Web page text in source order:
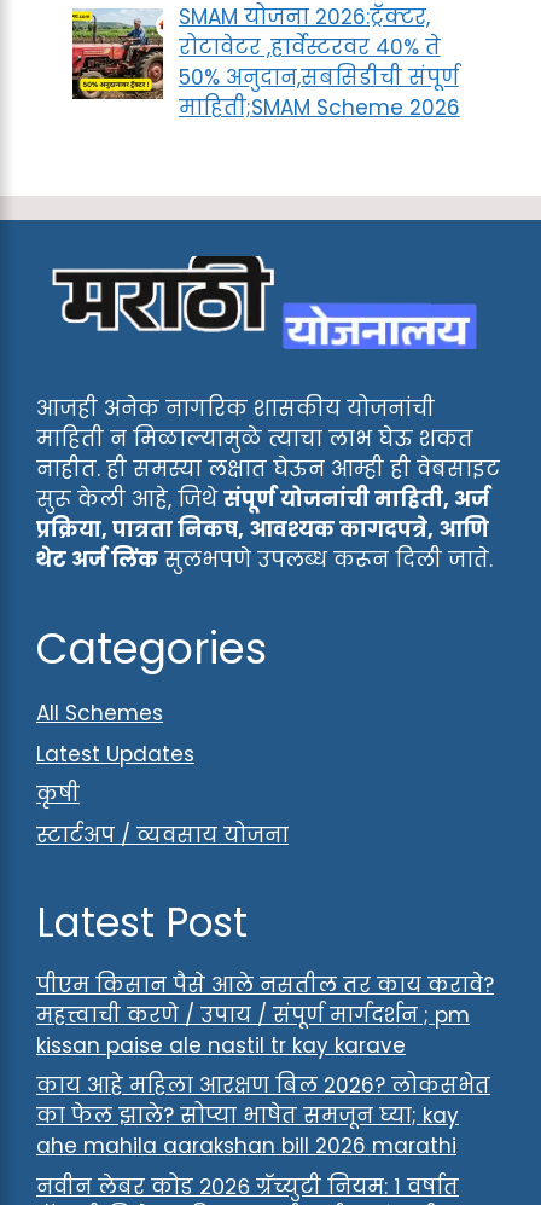
SMAM योजना 2026:ट्रॅक्टर,
रोटावेटर ,हार्वेस्टरवर 40% ते
50% अनुदान,सबसिडीची संपूर्ण
माहिती;SMAM Scheme 2026
आजही अनेक नागरिक शासकीय योजनांची
माहिती न मिळाल्यामुळे त्याचा लाभ घेऊ शकत
नाहीत. ही समस्या लक्षात घेऊन आम्ही ही वेबसाइट
सुरू केली आहे, जिथेसंपूर्ण योजनांची माहिती, अर्ज
प्रक्रिया, पात्रता निकष, आवश्यक कागदपत्रे, आणि
थेट अर्ज लिंक सुलभपणे उपलब्ध करून दिली जाते.
Categories
All Schemes
Latest Updates
कृषी
स्टार्टअप / व्यवसाय योजना
Latest Post
पीएम किसान पैसे आले नसतील तर काय करावे?
महत्त्वाची करणे / उपाय / संपूर्ण मार्गदर्शन ; pm
kissan paise ale nastil tr kay karave
काय आहे महिला आरक्षण बिल 2026? लोकसभेत
का फेल झाले? सोप्या भाषेत समजून घ्या; kay
ahe mahila aarakshan bill 2026 marathi
नवीन लेबर कोड २०२६ ग्रॅच्युटी नियम: १ वर्षात